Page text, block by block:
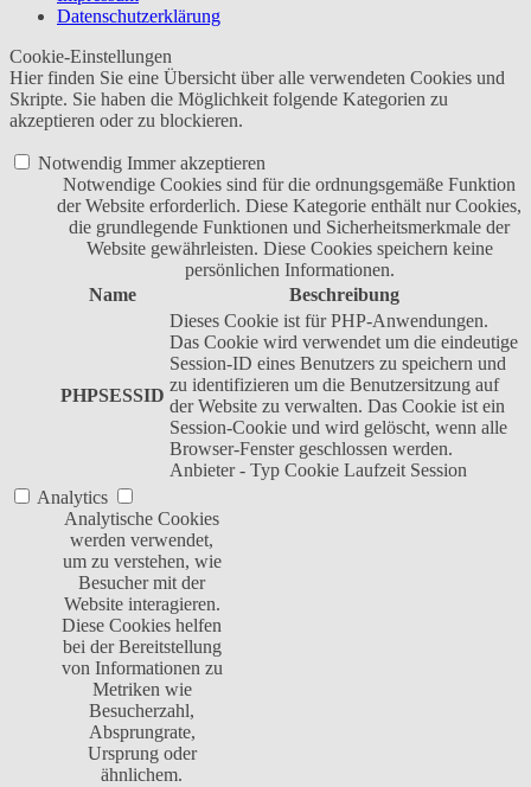
Datenschutzerklärung
Cookie-Einstellungen
Hier finden Sie eine Übersicht über alle verwendeten Cookies und
Skripte. Sie haben die Möglichkeit folgende Kategorien zu
akzeptieren oder zu blockieren.
Notwendig Immer akzeptieren
Notwendige Cookies sind für die ordnungsgemäße Funktion
der Website erforderlich. Diese Kategorie enthält nur Cookies,
die grundlegende Funktionen und Sicherheitsmerkmale der
Website gewährleisten. Diese Cookies speichern keine
persönlichen Informationen.
Name
Beschreibung
PHPSESSID
Dieses Cookie ist für PHP-Anwendungen.
Das Cookie wird verwendet um die eindeutige
Session-ID eines Benutzers zu speichern und
zu identifizieren um die Benutzersitzung auf
der Website zu verwalten. Das Cookie ist ein
Session-Cookie und wird gelöscht, wenn alle
Browser-Fenster geschlossen werden.
Anbieter - Typ Cookie Laufzeit Session
Analytics
Analytische Cookies
werden verwendet,
um zu verstehen, wie
Besucher mit der
Website interagieren.
Diese Cookies helfen
bei der Bereitstellung
von Informationen zu
Metriken wie
Besucherzahl,
Absprungrate,
Ursprung oder
ähnlichem.